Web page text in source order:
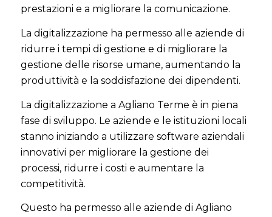
prestazioni e a migliorare la comunicazione.
La digitalizzazione ha permesso alle aziende di
ridurre i tempi di gestione e di migliorare la
gestione delle risorse umane, aumentando la
produttività e la soddisfazione dei dipendenti.
La digitalizzazione a Agliano Terme è in piena
fase di sviluppo. Le aziende e le istituzioni locali
stanno iniziando a utilizzare software aziendali
innovativi per migliorare la gestione dei
processi, ridurre i costi e aumentare la
competitività.
Questo ha permesso alle aziende di Agliano